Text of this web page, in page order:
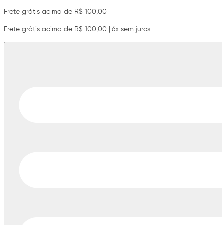
Frete grátis acima de R$ 100,00
Frete grátis acima de R$ 100,00 | 6x sem juros